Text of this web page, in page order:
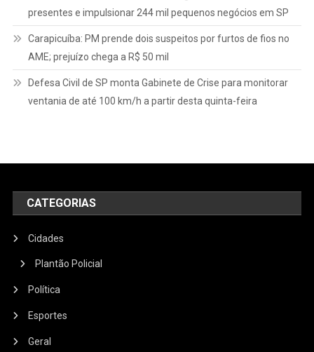
presentes e impulsionar 244 mil pequenos negócios em SP
Carapicuíba: PM prende dois suspeitos por furtos de fios no
AME; prejuízo chega a R$ 50 mil
Defesa Civil de SP monta Gabinete de Crise para monitorar
ventania de até 100 km/h a partir desta quinta-feira
CATEGORIAS
Cidades
Plantão Policial
Política
Esportes
Geral